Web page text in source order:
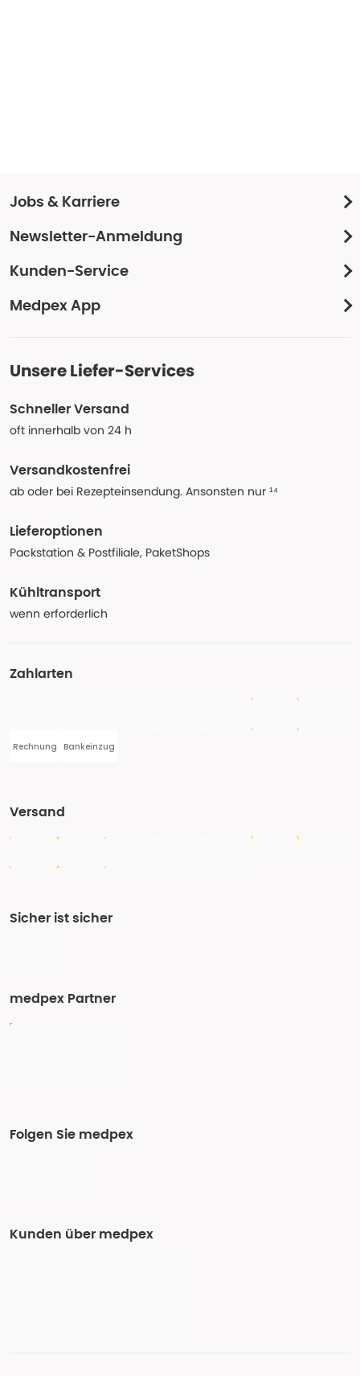
Jobs & Karriere
Newsletter-Anmeldung
Kunden-Service
Medpex App
Unsere Liefer-Services
Schneller Versand
oft innerhalb von 24 h
Versandkostenfrei
ab oder bei Rezepteinsendung. Ansonsten nur ¹⁴
Lieferoptionen
Packstation & Postfiliale, PaketShops
Kühltransport
wenn erforderlich
Zahlarten
Rechnung Bankeinzug
Versand
Sicher ist sicher
medpex Partner
Folgen Sie medpex
Kunden über medpex